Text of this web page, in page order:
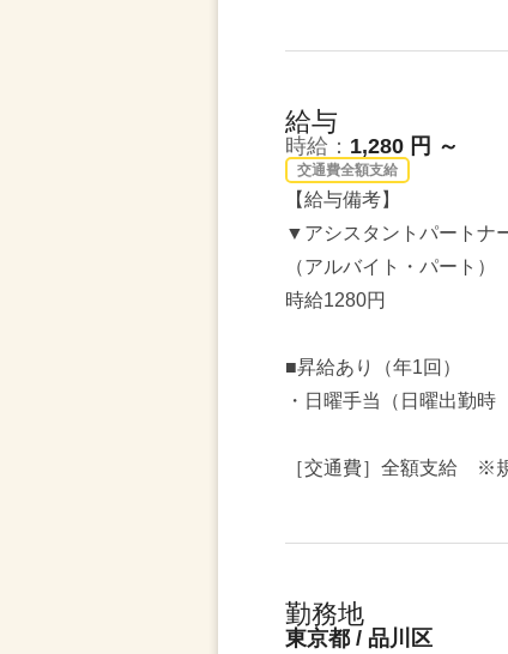
給与
時給： 1,280 円 ～
交通費全額支給
【給与備考】
▼アシスタントパートナ
（アルバイト・パート）
時給1280円
■昇給あり（年1回）
・日曜手当（日曜出勤時
［交通費］全額支給 ※
勤務地
東京都 / 品川区